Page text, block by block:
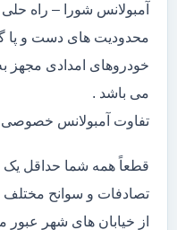
آمبولانس شورا – راه
محدودیت های دست و پا
خودروهای امدادی مجهز
می باشد .
تفاوت آمبولانس خصوصی
قطعاً همه شما حداقل یک
تصادفات و سوانح مختلف
از خیابان های شهر عبور